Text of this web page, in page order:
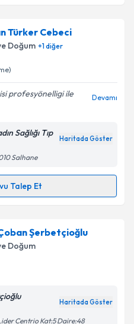
takvimi talebi
randevu almanız için bir
posta ile bilgilendireceğiz.
ilişkin Aydınlatma
kabul ediyorum.
Gönder
Türker Cebeci
Doğum +1diğer
profesyönelligi ile
Devamı
Sağlığı Tıp
Haritada Göster
Salhane
Talep Et
Cebeciiçin randevu
bu uzmandan randevu
e-posta ile
Şerbetçioğlu
Doğum
Haritada Göster
Centrio Kat:5 Daire:48